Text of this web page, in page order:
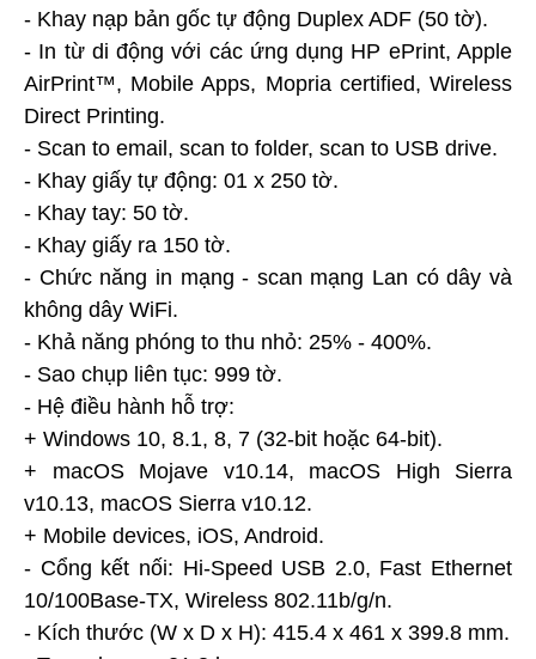
- Khay nạp bản gốc tự động Duplex ADF (50 tờ).
- In từ di động với các ứng dụng HP ePrint, Apple
AirPrint™, Mobile Apps, Mopria certified, Wireless
Direct Printing.
- Scan to email, scan to folder, scan to USB drive.
- Khay giấy tự động: 01 x 250 tờ.
- Khay tay: 50 tờ.
- Khay giấy ra 150 tờ.
- Chức năng in mạng - scan mạng Lan có dây và
không dây WiFi.
- Khả năng phóng to thu nhỏ: 25% - 400%.
- Sao chụp liên tục: 999 tờ.
- Hệ điều hành hỗ trợ:
+ Windows 10, 8.1, 8, 7 (32-bit hoặc 64-bit).
+ macOS Mojave v10.14, macOS High Sierra
v10.13, macOS Sierra v10.12.
+ Mobile devices, iOS, Android.
- Cổng kết nối: Hi-Speed USB 2.0, Fast Ethernet
10/100Base-TX, Wireless 802.11b/g/n.
- Kích thước (W x D x H): 415.4 x 461 x 399.8 mm.